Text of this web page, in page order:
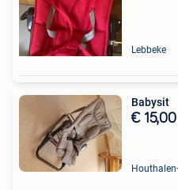
Lebbeke
Babysit
€ 15,00